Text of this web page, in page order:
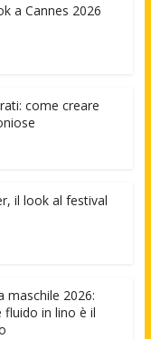
a Cannes 2026
come creare
il look al festival
maschile 2026:
fluido in lino è il